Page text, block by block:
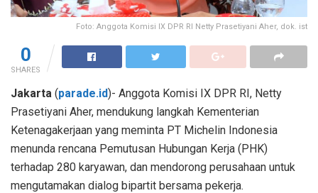
Foto: Anggota Komisi IX DPR RI Netty Prasetiyani Aher, dok. ist
0
SHARES
Jakarta (parade.id)- Anggota Komisi IX DPR RI, Netty
Prasetiyani Aher, mendukung langkah Kementerian
Ketenagakerjaan yang meminta PT Michelin Indonesia
menunda rencana Pemutusan Hubungan Kerja (PHK)
terhadap 280 karyawan, dan mendorong perusahaan untuk
mengutamakan dialog bipartit bersama pekerja.